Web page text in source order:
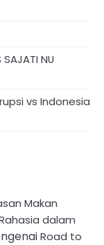
SAJATI NU
vs Indonesia
Makan
dalam
Road to